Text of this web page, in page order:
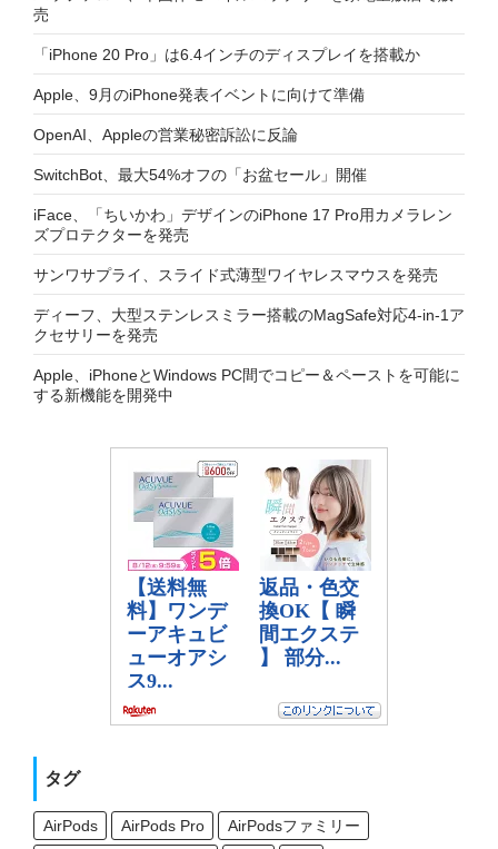
売
「iPhone 20 Pro」は6.4インチのディスプレイを搭載か
Apple、9月のiPhone発表イベントに向けて準備
OpenAI、Appleの営業秘密訴訟に反論
SwitchBot、最大54%オフの「お盆セール」開催
iFace、「ちいかわ」デザインのiPhone 17 Pro用カメラレン
ズプロテクターを発売
サンワサプライ、スライド式薄型ワイヤレスマウスを発売
ディーフ、大型ステンレスミラー搭載のMagSafe対応4-in-1ア
クセサリーを発売
Apple、iPhoneとWindows PC間でコピー＆ペーストを可能に
する新機能を開発中
タグ
AirPods AirPods Pro
AirPodsファミリー